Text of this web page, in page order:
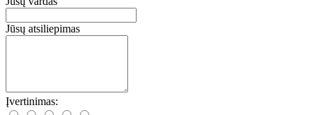
Jūsų atsiliepimas
Įvertinimas: